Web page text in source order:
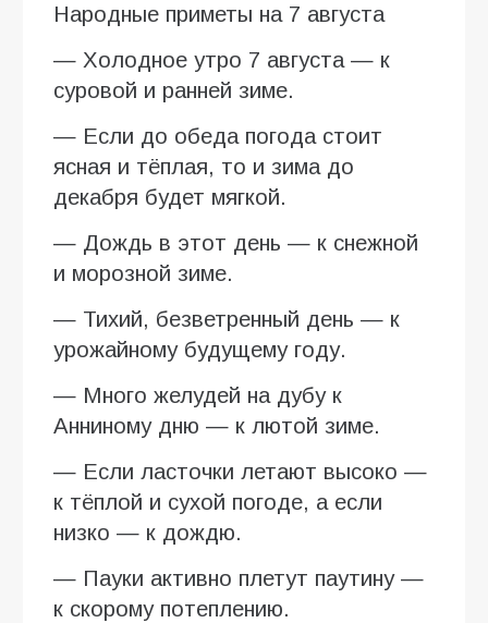
Народные приметы на 7 августа
— Холодное утро 7 августа — к
суровой и ранней зиме.
— Если до обеда погода стоит
ясная и тёплая, то и зима до
декабря будет мягкой.
— Дождь в этот день — к снежной
и морозной зиме.
— Тихий, безветренный день — к
урожайному будущему году.
— Много желудей на дубу к
Анниному дню — к лютой зиме.
— Если ласточки летают высоко —
к тёплой и сухой погоде, а если
низко — к дождю.
— Пауки активно плетут паутину —
к скорому потеплению.